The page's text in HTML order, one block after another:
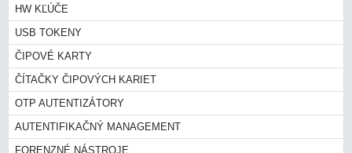
HW KĽÚČE
USB TOKENY
ČIPOVÉ KARTY
ČÍTAČKY ČIPOVÝCH KARIET
OTP AUTENTIZÁTORY
AUTENTIFIKAČNÝ MANAGEMENT
FORENZNÉ NÁSTROJE